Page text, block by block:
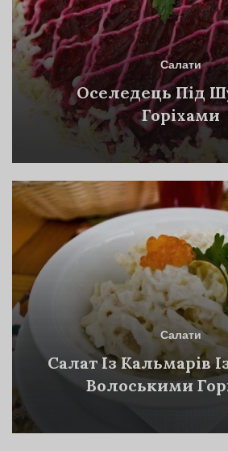
Салати
Оселедець Під
Горіхами
Салати
Салат Із Кальмарів
Волоськими